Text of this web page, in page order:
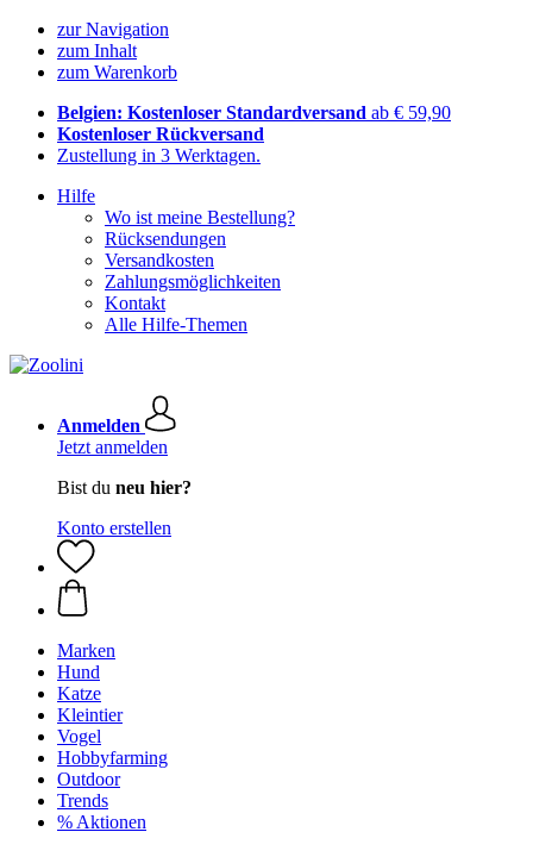
zur Navigation
zum Inhalt
zum Warenkorb
Belgien: Kostenloser Standardversand ab € 59,90
Kostenloser Rückversand
Zustellung in 3 Werktagen.
Hilfe
Wo ist meine Bestellung?
Rücksendungen
Versandkosten
Zahlungsmöglichkeiten
Kontakt
Alle Hilfe-Themen
Anmelden
Jetzt anmelden
Bist du neu hier?
Konto erstellen
Marken
Hund
Katze
Kleintier
Vogel
Hobbyfarming
Outdoor
Trends
% Aktionen